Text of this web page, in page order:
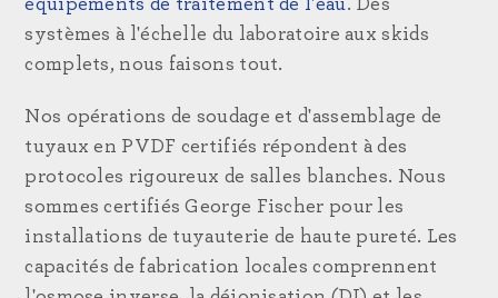
équipements de traitement de l'eau. Des
systèmes à l'échelle du laboratoire aux skids
complets, nous faisons tout.
Nos opérations de soudage et d'assemblage de
tuyaux en PVDF certifiés répondent à des
protocoles rigoureux de salles blanches. Nous
sommes certifiés George Fischer pour les
installations de tuyauterie de haute pureté. Les
capacités de fabrication locales comprennent